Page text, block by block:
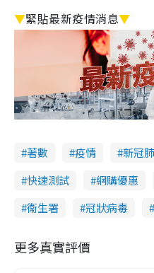
▼緊貼最新疫情消息▼
著數 疫情 新冠
快速測試
網購優惠
衞生署
冠狀病毒
更多真實評價